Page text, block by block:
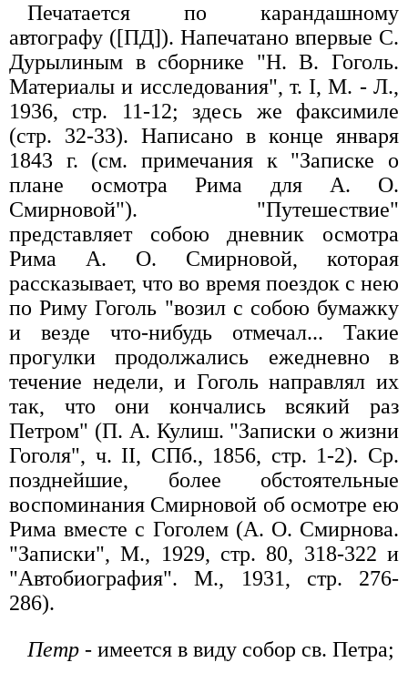
Печатается по карандашному
автографу ([ПД]). Напечатано впервые С.
Дурылиным в сборнике "Н. В. Гоголь.
Материалы и исследования", т. I, М. - Л.,
1936, стр. 11-12; здесь же факсимиле
(стр. 32-33). Написано в конце января
1843 г. (см. примечания к "Записке о
плане осмотра Рима для А. О.
Смирновой"). "Путешествие"
представляет собою дневник осмотра
Рима А. О. Смирновой, которая
рассказывает, что во время поездок с нею
по Риму Гоголь "возил с собою бумажку
и везде что-нибудь отмечал... Такие
прогулки продолжались ежедневно в
течение недели, и Гоголь направлял их
так, что они кончались всякий раз
Петром" (П. А. Кулиш. "Записки о жизни
Гоголя", ч. II, СПб., 1856, стр. 1-2). Ср.
позднейшие, более обстоятельные
воспоминания Смирновой об осмотре ею
Рима вместе с Гоголем (А. О. Смирнова.
"Записки", М., 1929, стр. 80, 318-322 и
"Автобиография". М., 1931, стр. 276-
286).
Петр - имеется в виду собор св. Петра;